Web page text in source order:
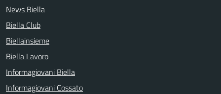
News Biella
Biella Club
Biellainsieme
Biella Lavoro
Informagiovani Biella
Informagiovani Cossato